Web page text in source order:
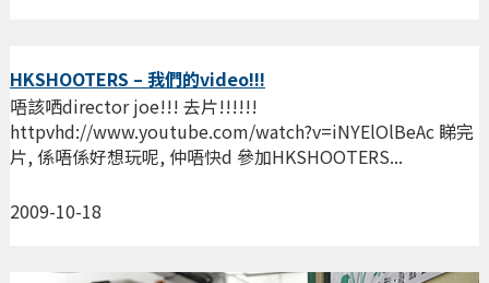
HKSHOOTERS – 我們的video!!!
2009-10-18
唔該哂director joe!!! 去片!!!!!!
httpvhd://www.youtube.com/watch?v=iNYElOlBeAc 睇完
片, 係唔係好想玩呢, 仲唔快d 參加HKSHOOTERS...